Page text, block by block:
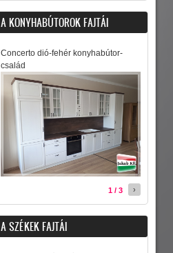
A KONYHABÚTOROK FAJTÁI
Concerto dió-fehér konyhabútor-
család
1 / 3 ›
A SZÉKEK FAJTÁI